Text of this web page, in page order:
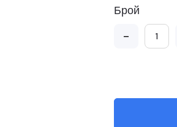
Брой
-